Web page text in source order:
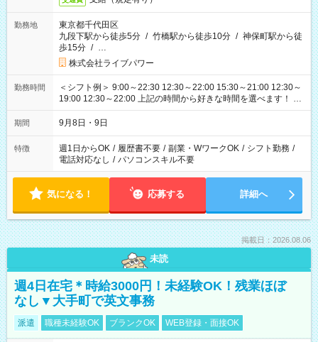
勤務地
東京都千代田区
九段下駅から徒歩5分 / 竹橋駅から徒歩10分 / 神保町駅から徒
歩15分 / …
株式会社ライブパワー
勤務時間
＜シフト例＞ 9:00～22:30 12:30～22:00 15:30～21:00 12:30～
19:00 12:30～22:00 上記の時間から好きな時間を選べます！ ※
時間は変更となる可能性があります
期間 9月8日・9日
特徴 週1日からOK / 履歴書不要 / 副業・WワークOK / シフト勤務 /
電話対応なし / パソコンスキル不要
気になる！ 応募する 詳細へ
掲載日：2026.08.06
未読
週4日在宅＊時給3000円！未経験OK！残業ほぼ
なし▼大手町で英文事務
派遣 職種未経験OK ブランクOK WEB登録・面接OK